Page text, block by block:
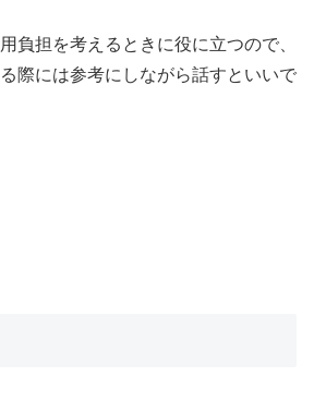
負担を考えるときに役に立つので、
際には参考にしながら話すといいで